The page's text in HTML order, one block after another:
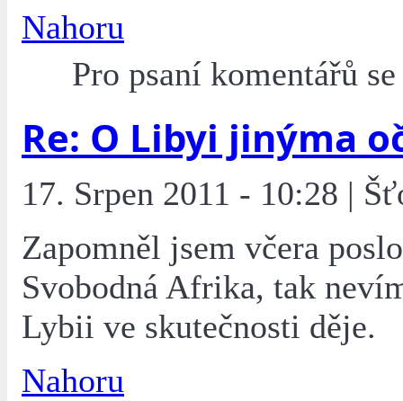
Nahoru
Pro psaní komentářů
Re: O Libyi jinýma
17. Srpen 2011 - 10:28 |
Zapomněl jsem včera
Svobodná Afrika, tak
Lybii ve skutečnosti děje.
Nahoru